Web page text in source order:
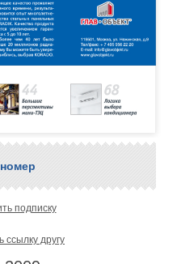
подписку
ссылку другу